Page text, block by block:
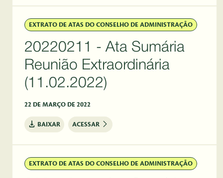
EXTRATO DE ATAS DO CONSELHO DE ADMINISTRAÇÃO
20220211 - Ata Sumária
Reunião Extraordinária
(11.02.2022)
22 DE MARÇO DE 2022
BAIXAR ACESSAR
EXTRATO DE ATAS DO CONSELHO DE ADMINISTRAÇÃO